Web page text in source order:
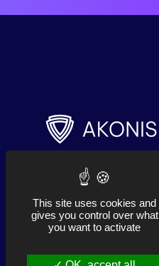
This site uses cookies and
gives you control over what
you want to activate